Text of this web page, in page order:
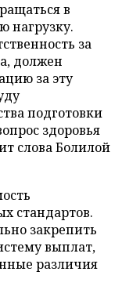
в
нагрузку.
за
должен
за эту
подготовки
здоровья
слова Болилой
стандартов.
закрепить
выплат,
различия